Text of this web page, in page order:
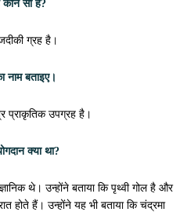
कौन सा है?
ग्रह है।
नाम बताइए।
प्राकृतिक उपग्रह है।
क्या था?
थे। उन्होंने बताया कि पृथ्वी गोल है और
होते हैं। उन्होंने यह भी बताया कि चंद्रमा